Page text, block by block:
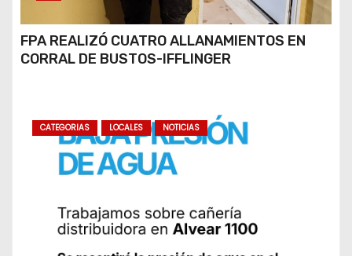
FPA REALIZÓ CUATRO ALLANAMIENTOS EN
CORRAL DE BUSTOS-IFFLINGER
CATEGORIAS LOCALES NOTICIAS